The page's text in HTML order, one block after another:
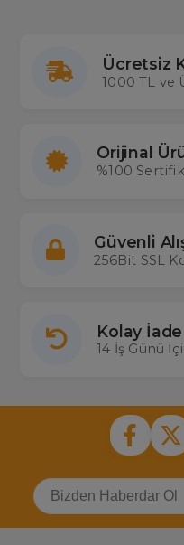
Ücretsiz
1000 TL ve
Orijinal
%100
Güvenli
256Bit SSL
Kolay İade
14 İş Günü